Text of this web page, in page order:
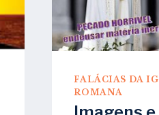
FALÁCIAS DA
ROMANA